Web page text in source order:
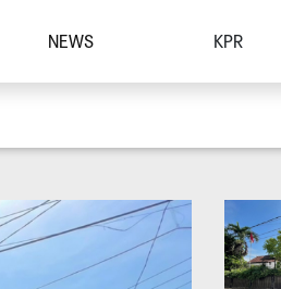
NEWS KPR